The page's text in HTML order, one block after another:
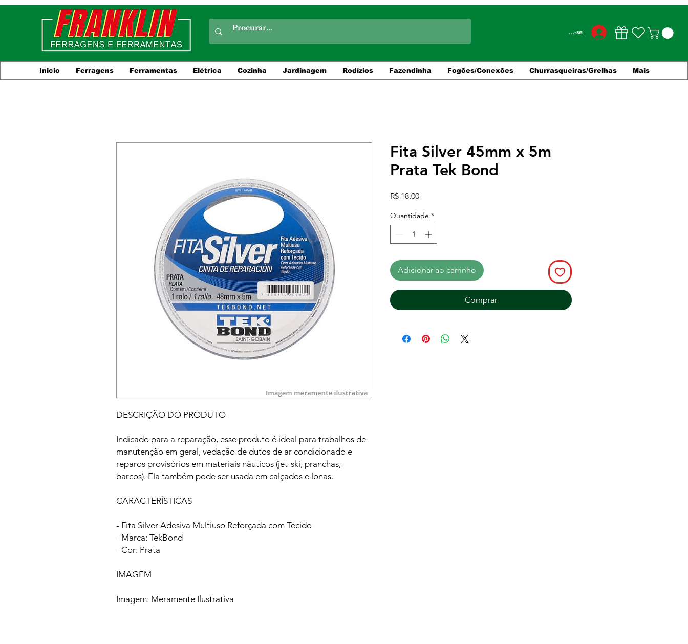
Conecte-se
Inicio Ferragens Ferramentas Elétrica Cozinha Jardinagem Rodízios Fazendinha Fogões/Conexões Churrasqueiras/Grelhas Mais
DESCRIÇÃO DO PRODUTO
Indicado para a reparação, esse produto é ideal para trabalhos de
manutenção em geral, vedação de dutos de ar condicionado e
reparos provisórios em materiais náuticos (jet-ski, pranchas,
barcos). Ela também pode ser usada em calçados e lonas.
CARACTERÍSTICAS
- Fita Silver Adesiva Multiuso Reforçada com Tecido
- Marca: TekBond
- Cor: Prata
IMAGEM
Imagem: Meramente Ilustrativa
Fita Silver 45mm x 5m
Prata Tek Bond
R$ 18,00Preço
Quantidade *
Adicionar ao carrinho
Comprar